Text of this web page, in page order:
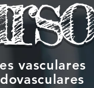
vasculares